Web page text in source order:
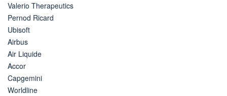
Valerio Therapeutics
Pernod Ricard
Ubisoft
Airbus
Air Liquide
Accor
Capgemini
Worldline